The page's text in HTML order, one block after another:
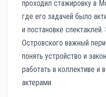
проходил стажировку в
где его задачей было
и постановке
Островского важный
понять устройство и
работать в коллективе и
актерами.